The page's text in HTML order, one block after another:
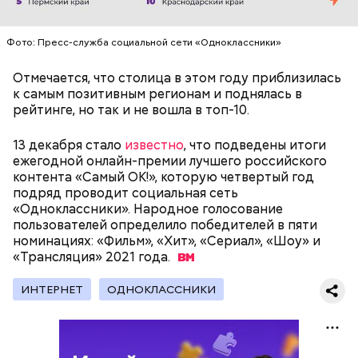
Фото: Пресс-служба социальной сети «Одноклассники»
Отмечается, что столица в этом году приблизилась
к самым позитивным регионам и поднялась в
рейтинге, но так и не вошла в топ-10.
13 декабря стало известно, что подведены итоги
ежегодной онлайн-премии лучшего российского
контента «Самый ОК!», которую четвертый год
подряд проводит социальная сеть
«Одноклассники». Народное голосование
пользователей определило победителей в пяти
номинациях: «Фильм», «Хит», «Сериал», «Шоу» и
«Трансляция» 2021 года.
ИНТЕРНЕТ ОДНОКЛАССНИКИ
При встрече с шаровой молнией важно не
паниковать, подчеркнул Бычков:
нужно застыть на месте и не двигаться;
не стоит пытаться «поймать» молнию или
— Первые двое суток мы постоянно были на ногах.
Каждые два часа ездили делать замеры радиации.
Время от выезда до выезда — на отдых. Работа и
есть работа. Ее надо выполнять, — говорит он.
Святой Николай Чудотворец считается
Множество людей совершают паломнические
поездки, чтобы поклониться мощам Святителя
Николая, которые находятся в Италии. 19 декабря
отмечается Никола Зимний, а 22 мая Никола вешний
или летний. Этот день установлен в память об
обретении его мощей.